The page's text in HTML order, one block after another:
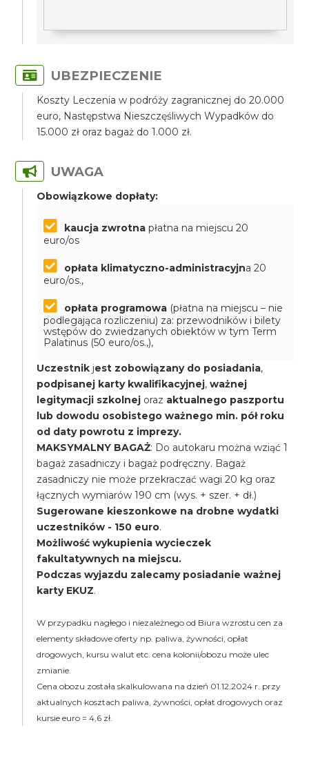
UBEZPIECZENIE
Koszty Leczenia w podróży zagranicznej do 20.000
euro, Następstwa Nieszczęśliwych Wypadków do
15.000 zł oraz bagaż do 1.000 zł.
UWAGA
Obowiązkowe dopłaty:
kaucja zwrotna płatna na miejscu 20
euro/os
opłata klimatyczno-administracyjna 20
euro/os.,
opłata programowa (płatna na miejscu – nie
podlegająca rozliczeniu) za: przewodników i bilety
wstępów do zwiedzanych obiektów w tym Term
Palatinus (50 euro/os.,),
Uczestnik jest zobowiązany do posiadania,
podpisanej karty kwalifikacyjnej,ważnej
legitymacji szkolnej oraz aktualnego paszportu
lub dowodu osobistego ważnego min. pół roku
od daty powrotu z imprezy.
MAKSYMALNY BAGAŻ: Do autokaru można wziąć 1
bagaż zasadniczy i bagaż podręczny. Bagaż
zasadniczy nie może przekraczać wagi 20 kg oraz
łącznych wymiarów 190 cm (wys. + szer. + dł.)
Sugerowane kieszonkowe na drobne wydatki
uczestników - 150 euro.
Możliwość wykupienia wycieczek
fakultatywnych na miejscu.
Podczas wyjazdu zalecamy posiadanie ważnej
karty EKUZ.
W przypadku nagłego i niezależnego od Biura wzrostu cen za
elementy składowe oferty np. paliwa, żywności, opłat
drogowych, kursu walut etc. cena kolonii/obozu może ulec
zmianie.
Cena obozu została skalkulowana na dzień 01.12.2024 r. przy
aktualnych kosztach paliwa, żywności, opłat drogowych oraz
kursie euro = 4,6 zł.